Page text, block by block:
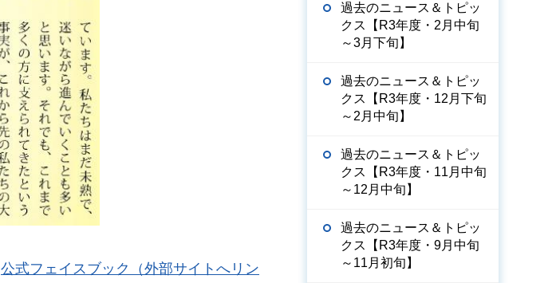
公式フェイスブック（外部サイトへリン
過去のニュース＆トピッ
クス【R3年度・2月中旬
～3月下旬】
過去のニュース＆トピッ
クス【R3年度・12月下旬
～2月中旬】
過去のニュース＆トピッ
クス【R3年度・11月中旬
～12月中旬】
過去のニュース＆トピッ
クス【R3年度・9月中旬
～11月初旬】